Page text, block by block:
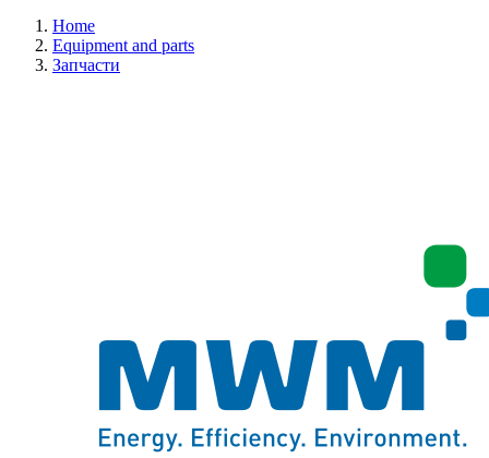
Home
Equipment and parts
Запчасти